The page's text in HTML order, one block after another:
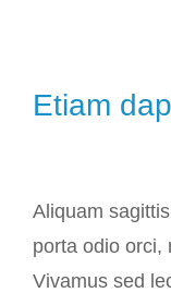
Etiam
Aliquam
porta odio orci,
Vivamus sed